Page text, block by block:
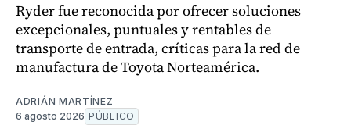
Ryder fue reconocida por ofrecer soluciones
excepcionales, puntuales y rentables de
transporte de entrada, críticas para la red de
manufactura de Toyota Norteamérica.
ADRIÁN MARTÍNEZ
6 agosto 2026 PÚBLICO